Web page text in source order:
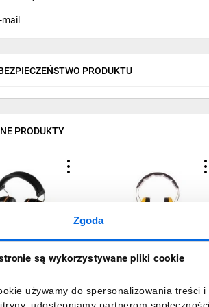
Zgoda
są wykorzystywane pliki cookie
używamy do spersonalizowania treści
mail
PRODUKTU
PRODUKTY
SNR
brutto
Nauszniki
przeciwhałasowe na
OPTIME I
XH001650411/7000039616
119,88 złbrutto